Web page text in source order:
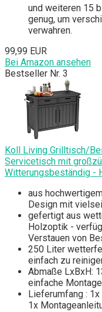
und weiteren 15
genug, um
verwahren.
99,99 EUR
Bei Amazon ansehen
Bestseller Nr. 3
Koll Living Grilltisch/
Servicetisch mit
Witterungsbeständig -
aus
Design mit
gefertigt aus
Holzoptik -
Verstauen von
250 Liter
einfach zu
Abmaße LxBxH:
einfache
Lieferumfang :
1x